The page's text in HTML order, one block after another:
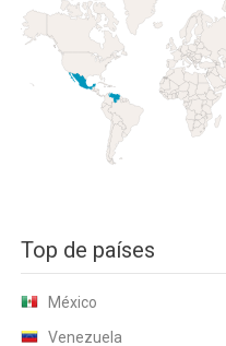
Top de países
México
Venezuela